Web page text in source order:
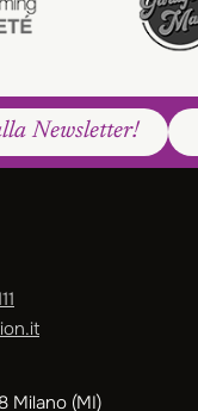
Newsletter!
Milano (MI)